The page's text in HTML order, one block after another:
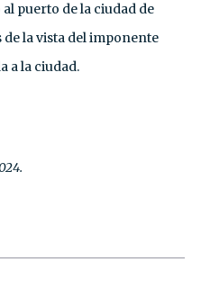
puerto de la ciudad de
la vista del imponente
a la ciudad.